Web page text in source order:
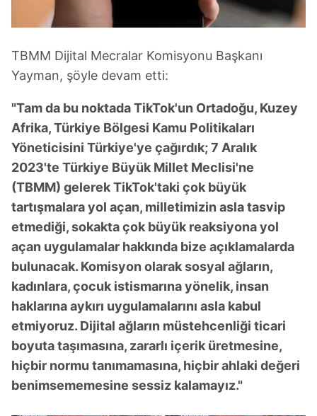
toplumu hizmetlerinin sunulması amacıyla
kullanılmaktadır. Diğer çerezler, sitemizin daha işlevsel
reklam/pazarlama faaliyetlerinin yapılması, amaçlarıyla
sınırlı olarak açık rızanız dahilinde kullanılacaktır.
Çerezlere ilişkin tercihlerinizi aşağıda yer alan panel
vasıtasıyla belirleyebilirsiniz. Çerezlere ilişkin detaylı bilgi
için Ayarlar butonuna tıklayabilir,Çerez Bilgilendirme
Metnimiziziyaret edebilirsiniz.
6698 sayılı Kişisel Verilerin Korunması Kanunu uyarınca
hazırlanmış Aydınlatma Metnimizi okumak ve sitemizde
ilgili mevzuata uygun olarak kullanılan çerezlerle ilgili bilgi
almak için lütfentıklayınız.
TBMM Dijital Mecralar Komisyonu Başkanı
Yayman, şöyle devam etti:
"Tam da bu noktada TikTok'un Ortadoğu, Kuzey
Afrika, Türkiye Bölgesi Kamu Politikaları
Yöneticisini Türkiye'ye çağırdık; 7 Aralık
2023'te Türkiye Büyük Millet Meclisi'ne
(TBMM) gelerek TikTok'taki çok büyük
tartışmalara yol açan, milletimizin asla tasvip
etmediği, sokakta çok büyük reaksiyona yol
açan uygulamalar hakkında bize açıklamalarda
bulunacak. Komisyon olarak sosyal ağların,
kadınlara, çocuk istismarına yönelik, insan
haklarına aykırı uygulamalarını asla kabul
etmiyoruz. Dijital ağların müstehcenliği ticari
boyuta taşımasına, zararlı içerik üretmesine,
hiçbir normu tanımamasına, hiçbir ahlaki değeri
benimsememesine sessiz kalamayız."